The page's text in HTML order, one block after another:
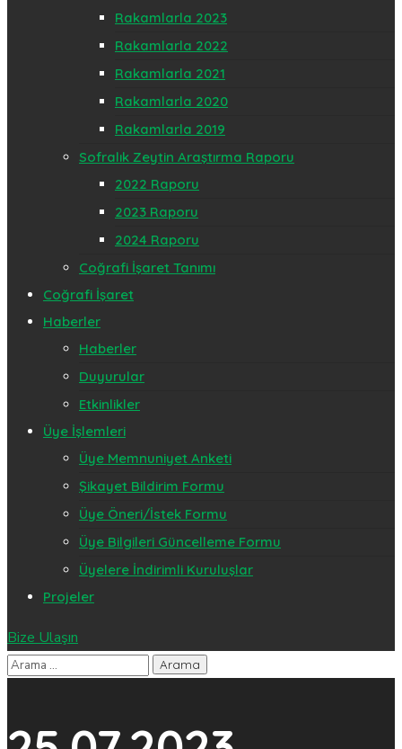
Rakamlarla 2023
Rakamlarla 2022
Rakamlarla 2021
Rakamlarla 2020
Rakamlarla 2019
Sofralık Zeytin Araştırma Raporu
2022 Raporu
2023 Raporu
2024 Raporu
Coğrafi İşaret Tanımı
Coğrafi İşaret
Haberler
Haberler
Duyurular
Etkinlikler
Üye İşlemleri
Üye Memnuniyet Anketi
Şikayet Bildirim Formu
Üye Öneri/İstek Formu
Üye Bilgileri Güncelleme Formu
Üyelere İndirimli Kuruluşlar
Projeler
Bize Ulaşın